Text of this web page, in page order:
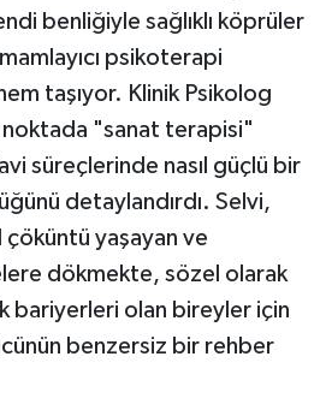
benliğiyle sağlıklı köprüler
psikoterapi
taşıyor. Klinik Psikolog
noktada "sanat terapisi"
süreçlerinde nasıl güçlü bir
detaylandırdı. Selvi,
yaşayan ve
dökmekte, sözel olarak
bariyerleri olan bireyler için
benzersiz bir rehber